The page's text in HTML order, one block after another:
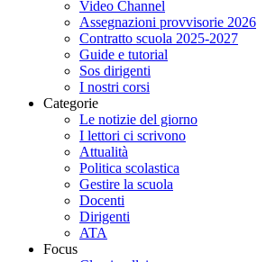
Video Channel
Assegnazioni provvisorie 2026
Contratto scuola 2025-2027
Guide e tutorial
Sos dirigenti
I nostri corsi
Categorie
Le notizie del giorno
I lettori ci scrivono
Attualità
Politica scolastica
Gestire la scuola
Docenti
Dirigenti
ATA
Focus